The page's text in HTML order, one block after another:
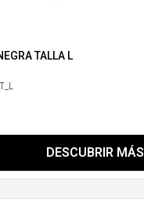
TALLA L
DESCUBRIR MÁS